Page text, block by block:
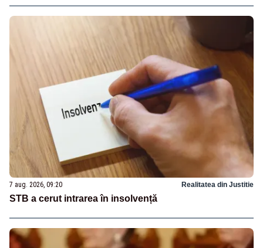
7 aug. 2026, 09:20 Realitatea din Justitie
STB a cerut intrarea în insolvență